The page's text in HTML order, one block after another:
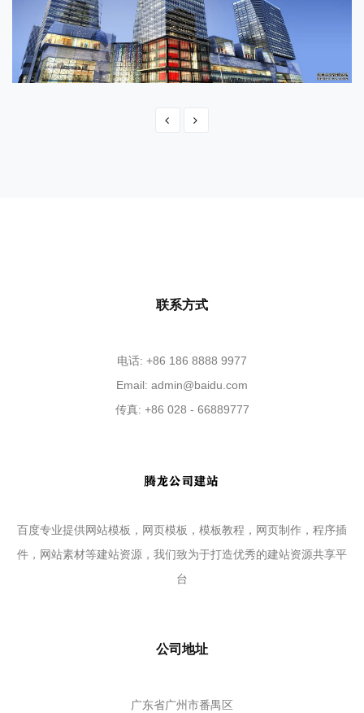
Gmai 就 是单页应用的一个很好的例子，其将
联系方式
电话: +86 186 8888 9977
Email: admin@baidu.com
传真: +86 028 - 66889777
百度专业提供网站模板，网页模板，模板教程，网页制作，程序插
件，网站素材等建站资源，我们致为于打造优秀的建站资源共享平
台
公司地址
广东省广州市番禺区